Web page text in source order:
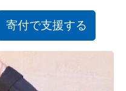
寄付で支援する